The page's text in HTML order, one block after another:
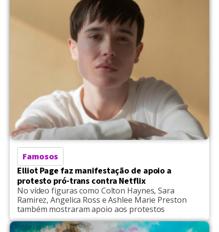
Famosos
Elliot Page faz manifestação de apoio a
protesto pró-trans contra Netflix
No vídeo figuras como Colton Haynes, Sara
Ramirez, Angelica Ross e Ashlee Marie Preston
também mostraram apoio aos protestos